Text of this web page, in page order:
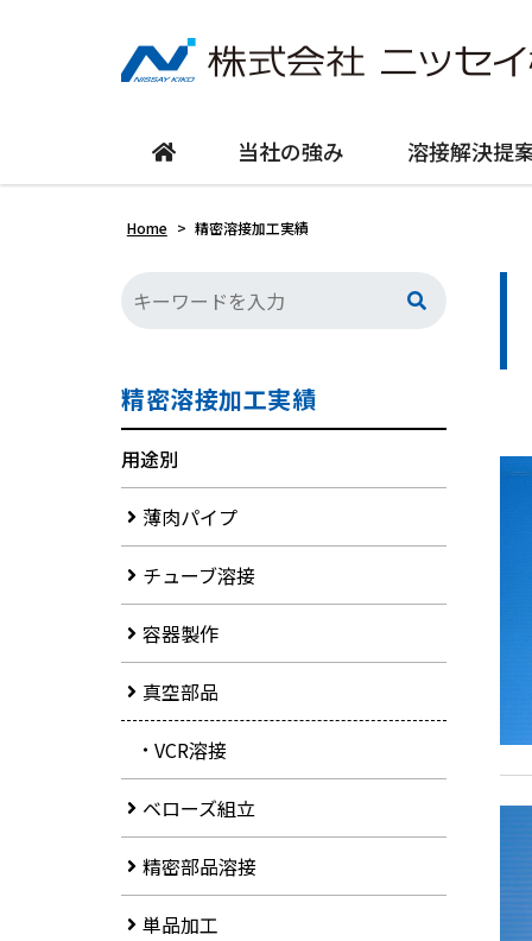
当社の強み 溶接解決提
Home > 精密溶接加工実績
精密溶接加工実績
用途別
薄肉パイプ
チューブ溶接
容器製作
真空部品
VCR溶接
ベローズ組立
精密部品溶接
単品加工